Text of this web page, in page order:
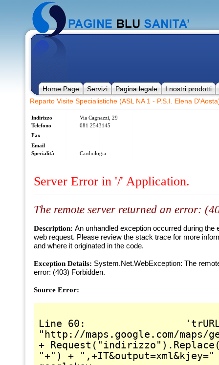
Home Page Servizi Pagina legale
I nostri prodotti
Reparto Visite Specialistiche (ASL NA 1 - P.S.I. Elena
Indirizzo
Via Cagnazzi, 29
Telefono
081 2543145
Fax
Email
Specialità
Cardiologia